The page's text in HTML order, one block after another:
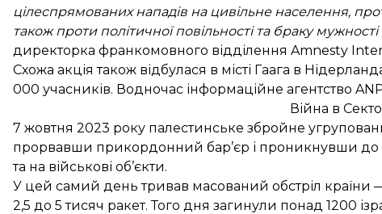
цілеспрямованих нападів на цивільне населення,
також проти політичної повільності та браку
директорка франкомовного відділення Amnesty
Схожа акція також відбулася в місті Гаага в
000 учасників. Водночас інформаційне агентство
Війна в
7 жовтня 2023 року палестинське збройне
прорвавши прикордонний бар’єр і проникнувши до
та на військові об’єкти.
У цей самий день тривав масований обстріл країни
2,5 до 5 тисяч ракет. Того дня загинули понад 1200